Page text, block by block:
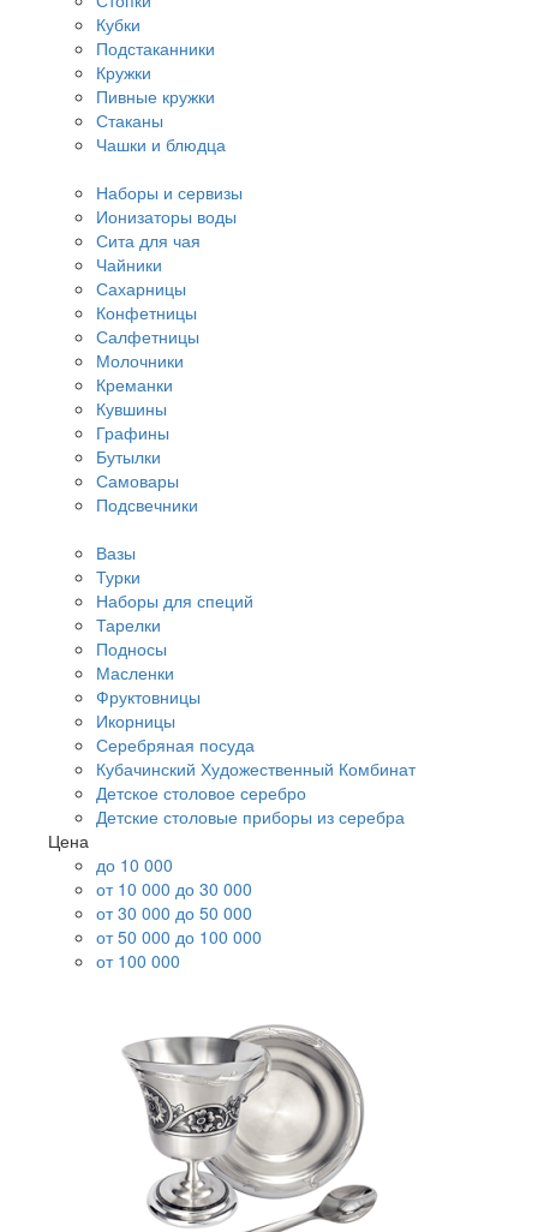
Кубки
Подстаканники
Кружки
Пивные кружки
Стаканы
Чашки и блюдца
Наборы и сервизы
Ионизаторы воды
Сита для чая
Чайники
Сахарницы
Конфетницы
Салфетницы
Молочники
Креманки
Кувшины
Графины
Бутылки
Самовары
Подсвечники
Вазы
Турки
Наборы для специй
Тарелки
Подносы
Масленки
Фруктовницы
Икорницы
Серебряная посуда
Кубачинский Художественный Комбинат
Детское столовое серебро
Детские столовые приборы из серебра
Цена
до 10 000
от 10 000 до 30 000
от 30 000 до 50 000
от 50 000 до 100 000
от 100 000